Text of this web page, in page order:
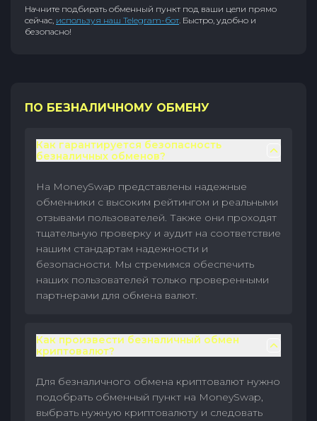
Начните подбирать обменный пункт под ваши цели прямо
сейчас, используя наш Telegram-бот. Быстро, удобно и
безопасно!
ПО БЕЗНАЛИЧНОМУ ОБМЕНУ
Как гарантируется безопасность
безналичных обменов?
На MoneySwap представлены надежные
обменники с высоким рейтингом и реальными
отзывами пользователей. Также они проходят
тщательную проверку и аудит на соответствие
нашим стандартам надежности и
безопасности. Мы стремимся обеспечить
наших пользователей только проверенными
партнерами для обмена валют.
Как произвести безналичный обмен
криптовалют?
Для безналичного обмена криптовалют нужно
подобрать обменный пункт на MoneySwap,
выбрать нужную криптовалюту и следовать